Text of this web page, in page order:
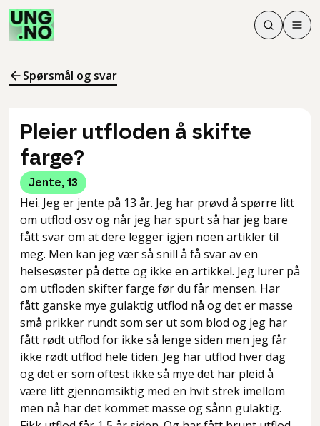
Søk
Søk
Meny
Spørsmål og svar
Pleier utfloden å skifte
farge?
Jente, 13
Hei. Jeg er jente på 13 år. Jeg har prøvd å spørre litt
om utflod osv og når jeg har spurt så har jeg bare
fått svar om at dere legger igjen noen artikler til
meg. Men kan jeg vær så snill å få svar av en
helsesøster på dette og ikke en artikkel. Jeg lurer på
om utfloden skifter farge før du får mensen. Har
fått ganske mye gulaktig utflod nå og det er masse
små prikker rundt som ser ut som blod og jeg har
fått rødt utflod for ikke så lenge siden men jeg får
ikke rødt utflod hele tiden. Jeg har utflod hver dag
og det er som oftest ikke så mye det har pleid å
være litt gjennomsiktig med en hvit strek imellom
men nå har det kommet masse og sånn gulaktig.